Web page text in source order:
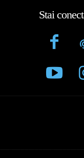
Stai